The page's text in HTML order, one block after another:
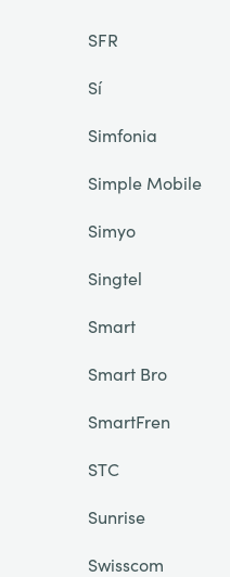
SFR
Sí
Simfonia
Simple Mobile
Simyo
Singtel
Smart
Smart Bro
SmartFren
STC
Sunrise
Swisscom